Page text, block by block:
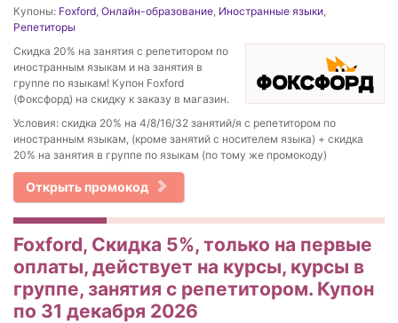
Купоны: Foxford, Онлайн-образование, Иностранные языки,
Репетиторы
Скидка 20% на занятия с репетитором по
иностранным языкам и на занятия в
группе по языкам! Купон Foxford
(Фоксфорд) на скидку к заказу в магазин.
Условия: скидка 20% на 4/8/16/32 занятий/я с репетитором по
иностранным языкам, (кроме занятий с носителем языка) + скидка
20% на занятия в группе по языкам (по тому же промокоду)
Открыть промокод
Foxford, Скидка 5%, только на первые
оплаты, действует на курсы, курсы в
группе, занятия с репетитором. Купон
по 31 декабря 2026